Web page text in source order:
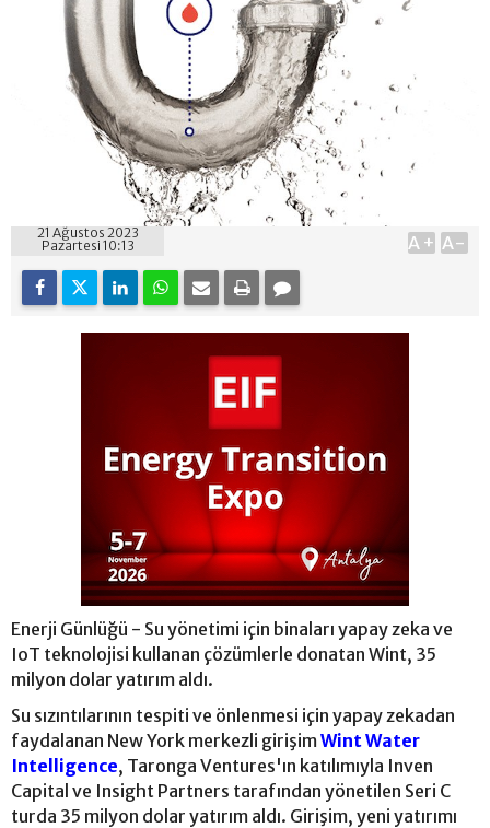
21 Ağustos 2023
Pazartesi 10:13
A+ A-
Enerji Günlüğü - Su yönetimi için binaları yapay zeka ve
IoT teknolojisi kullanan çözümlerle donatan Wint, 35
milyon dolar yatırım aldı.
Su sızıntılarının tespiti ve önlenmesi için yapay zekadan
faydalanan New York merkezli girişimWint Water
Intelligence, Taronga Ventures'ın katılımıyla Inven
Capital ve Insight Partners tarafından yönetilen Seri C
turda 35 milyon dolar yatırım aldı. Girişim, yeni yatırımı